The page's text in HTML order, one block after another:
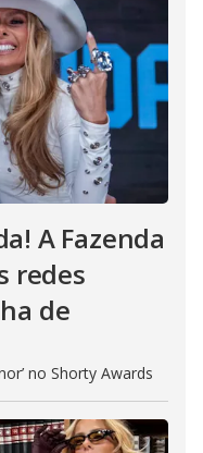
A Fazenda
redes
de
no Shorty Awards